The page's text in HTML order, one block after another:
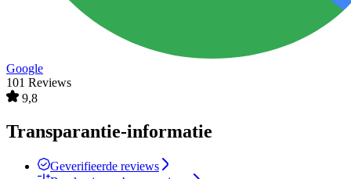
Google
101 Reviews
9,8
Transparantie-informatie
Geverifieerde reviews